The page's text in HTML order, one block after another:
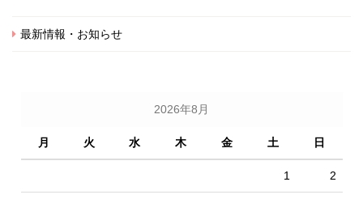
最新情報・お知らせ
2026年8月
月 火 水 木 金 土 日
1 2